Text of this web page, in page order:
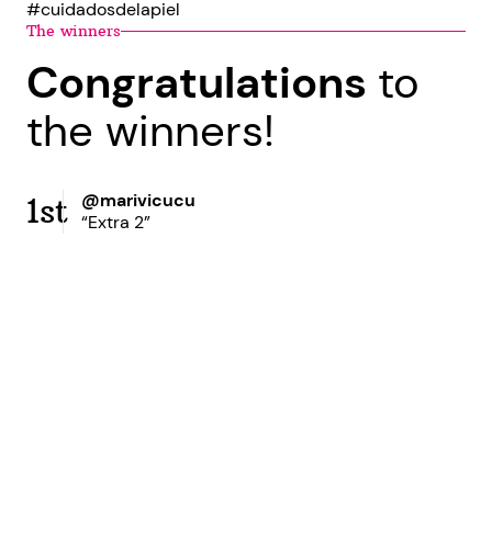
#cuidadosdelapiel
The winners
Congratulations to
the winners!
1st
@marivicucu
“Extra 2”